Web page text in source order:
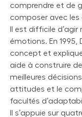
comprendre et de
composer avec
Il est difficile
émotions. En 1995,
concept et
aide à construire
meilleures
attitudes et le
facultés
Il s’appuie sur